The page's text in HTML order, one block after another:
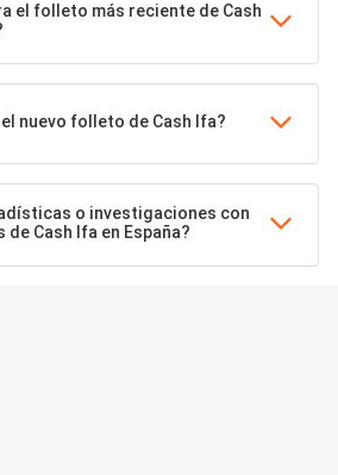
el folleto más reciente de Cash
nuevo folleto de Cash Ifa?
o investigaciones con
Cash Ifa en España?